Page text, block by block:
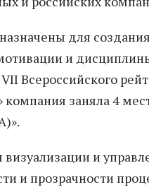
для
и
VII Всероссийского
заняла 4
и
и прозрачности